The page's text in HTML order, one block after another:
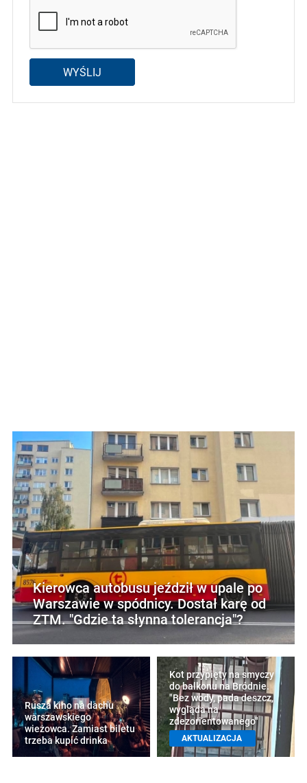
WYŚLIJ
Kierowca autobusu jeździł w upale po
Warszawie w spódnicy. Dostał karę od
ZTM. "Gdzie ta słynna tolerancja"?
Rusza kino na dachu
warszawskiego
wieżowca. Zamiast biletu
trzeba kupić drinka
Kot przypięty na smyczy
do balkonu na Bródnie.
"Bez wody, pada deszcz,
wygląda na
zdezorientowanego"
AKTUALIZACJA